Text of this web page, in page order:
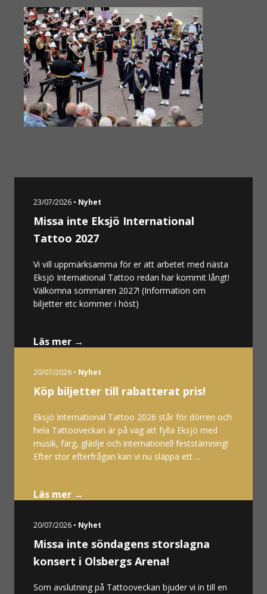
23/07/2026 • Nyhet
Missa inte Eksjö International
Tattoo 2027
Vi vill uppmärksamma för er att arbetet med nästa
Eksjö International Tattoo redan har kommit långt!
Välkomna sommaren 2027! (Information om
biljetter etc kommer i höst)
Läs mer →
20/07/2026 • Nyhet
Köp biljetter till rabatterat pris!
Eksjö International Tattoo 2026 står för dörren och
hela Tattooveckan är på väg att fylla Eksjö med
musik, färg, glädje och internationell feststämning!
Efter stor efterfrågan kan vi nu släppa ett ...
Läs mer →
20/07/2026 • Nyhet
Missa inte söndagens storslagna
konsert i Olsbergs Arena!
Som avslutning på Tattooveckan bjuder vi in till en